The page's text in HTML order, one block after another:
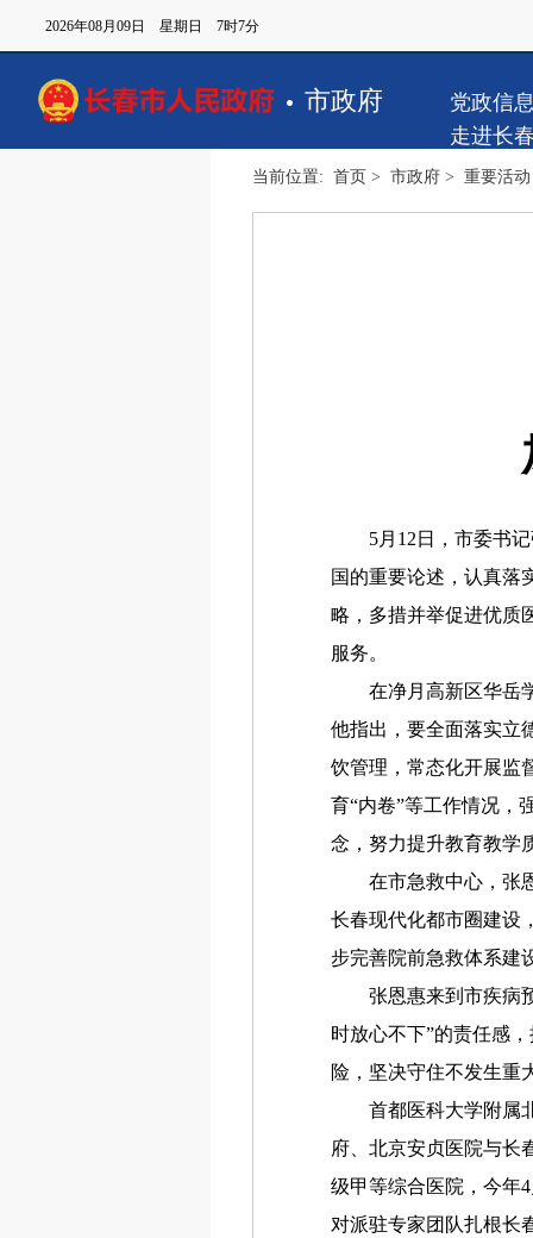
2026年08月09日 星期日 7时7分
市政府
党政信
走进长
当前位置:首页 >市政府 >重要活动
5月12日，市委书记
国的重要论述，认真落
略，多措并举促进优质
服务。
在净月高新区华岳学
他指出，要全面落实立
饮管理，常态化开展监
育“内卷”等工作情况，
念，努力提升教育教学
在市急救中心，张恩
长春现代化都市圈建设
步完善院前急救体系建
张恩惠来到市疾病预
时放心不下”的责任感
险，坚决守住不发生重
首都医科大学附属北
府、北京安贞医院与长
级甲等综合医院，今年
对派驻专家团队扎根长